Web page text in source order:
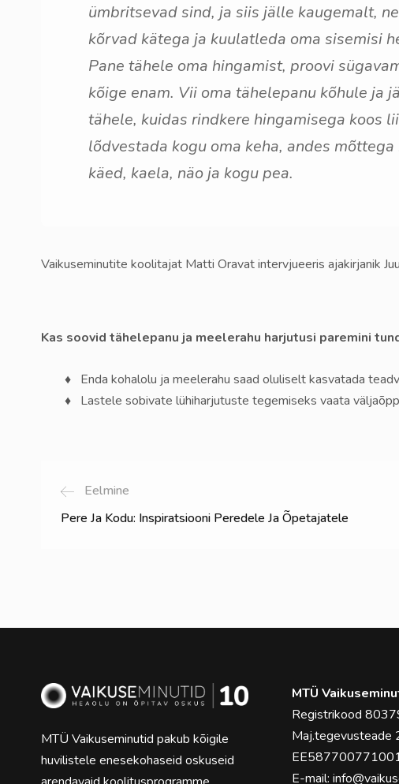
ümbritsevad sind, ja siis jälle kaugemalt,
kõrvad kätega ja kuulatleda oma sisemisi
Pane tähele oma hingamist, proovi
kõige enam. Vii oma tähelepanu kõhule ja
tähele, kuidas rindkere hingamisega koos
lõdvestada kogu oma keha, andes
käed, kaela, näo ja kogu pea.
Vaikuseminutite koolitajat Matti Oravat intervjueeris ajakirjanik
Kas soovid tähelepanu ja meelerahu harjutusi paremini
♦ Enda kohalolu ja meelerahu saad oluliselt kasvatada
♦ Lastele sobivate lühiharjutuste tegemiseks vaata
Eelmine
Pere Ja Kodu: Inspiratsiooni Peredele Ja Õpetajatele
MTÜ Vaikuseminutid pakub kõigile
huvilistele enesekohaseid oskuseid
MTÜ
Registrikood
Maj.tegevusteade
E-mail: